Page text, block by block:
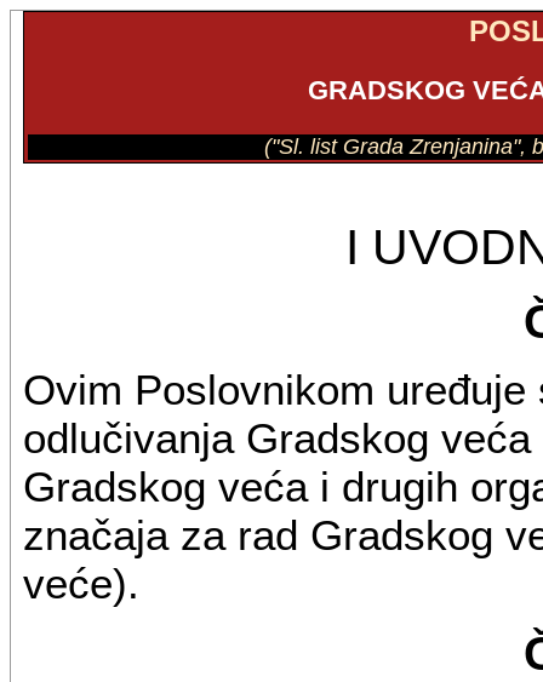
GRADSKOG
("Sl. list Grada Zrenjanina",
I
Ovim Poslovnikom
odlučivanja Gradskog
Gradskog veća i drugih
značaja za rad Gradskog
veće).